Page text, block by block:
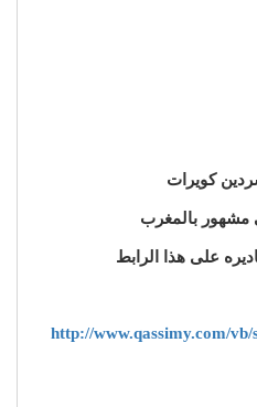
كويرات
بالمغرب
على هذا الرابط
http://www.qassimy.com/